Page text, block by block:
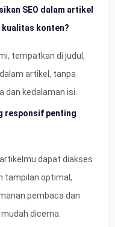
SEO dalam artikel
kualitas konten?
tempatkan di judul,
artikel, tanpa
dan kedalaman isi.
responsif penting
dapat diakses
tampilan optimal,
pembaca dan
dicerna.